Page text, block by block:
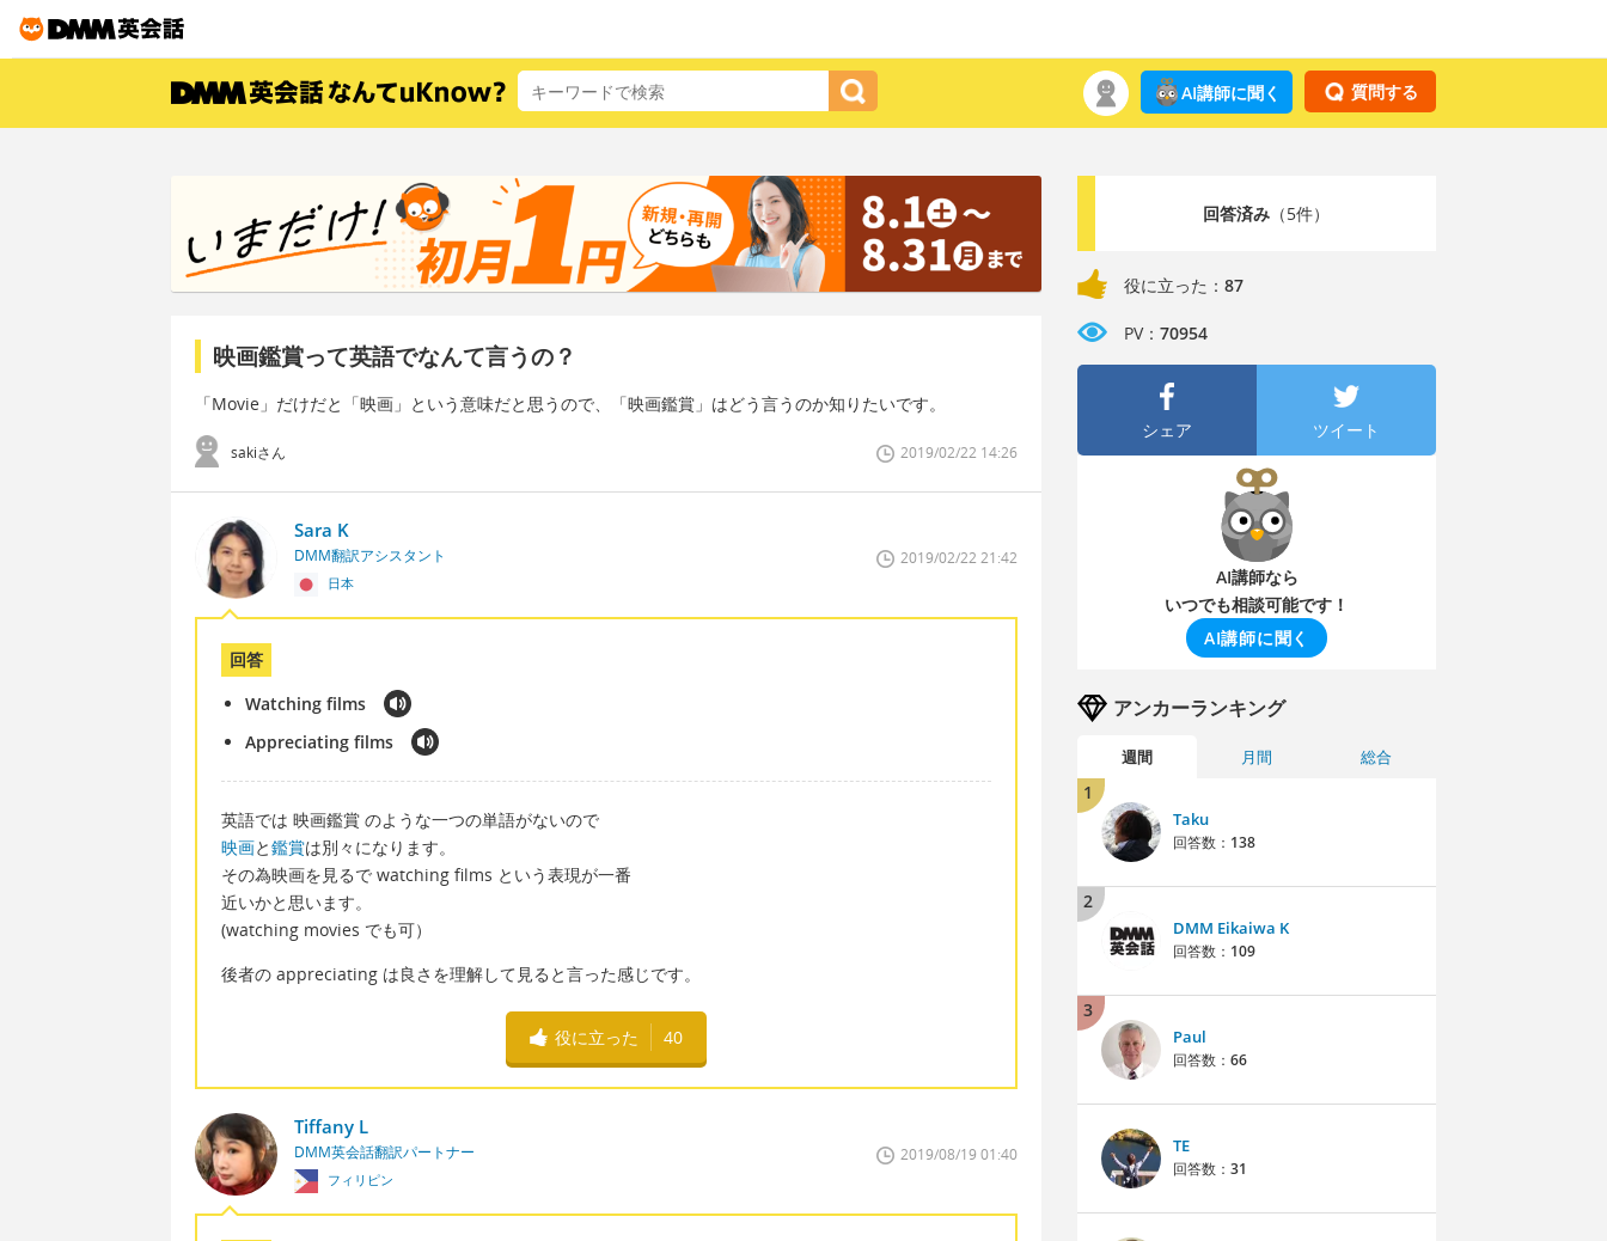
質問する
AI講師に聞く
映画鑑賞って英語でなんて言うの？
「Movie」だけだと「映画」という意味だと思うので、「映画鑑賞」はどう言うのか知りたいです。
sakiさん 2019/02/22 14:26
Sara K
DMM翻訳アシスタント
日本
2019/02/22 21:42
回答
Watching films
Appreciating films
英語では 映画鑑賞 のような一つの単語がないので
映画と鑑賞は別々になります。
その為映画を見るで watching films という表現が一番
近いかと思います。
(watching movies でも可）
後者の appreciating は良さを理解して見ると言った感じです。
役に立った 40
Tiffany L
DMM英会話翻訳パートナー
フィリピン
2019/08/19 01:40
回答済み（5件）
役に立った： 87
PV： 70954
シェア ツイート
AI講師なら
いつでも相談可能です！
AI講師に聞く
アンカーランキング
週間 月間 総合
1
Taku
回答数： 138
2
DMM Eikaiwa K
回答数： 109
3
Paul
回答数： 66
TE
回答数： 31